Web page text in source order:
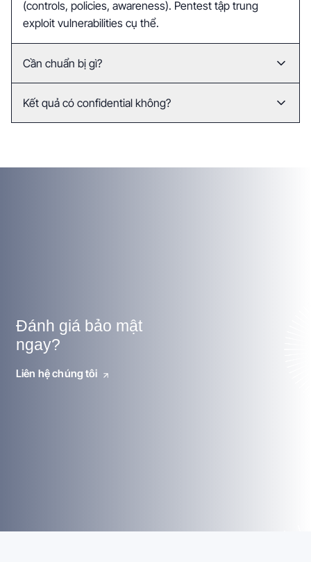
(controls, policies, awareness). Pentest tập trung
exploit vulnerabilities cụ thể.
Cần chuẩn bị gì?
policies hiện tại. Chúng tôi sẽ gửi checklist chi tiết.
Kết quả có confidential không?
Đánh giá bảo mật
ngay?
Liên hệ chúng tôi